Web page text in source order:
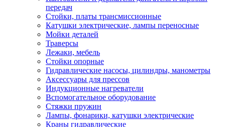
передач
Стойки, платы трансмиссионные
Катушки электрические, лампы переносные
Мойки деталей
Траверсы
Лежаки, мебель
Стойки опорные
Гидравлические насосы, цилиндры, манометры
Аксессуары для прессов
Индукционные нагреватели
Вспомогательное оборудование
Стяжки пружин
Лампы, фонарики, катушки электрические
Краны гидравлические